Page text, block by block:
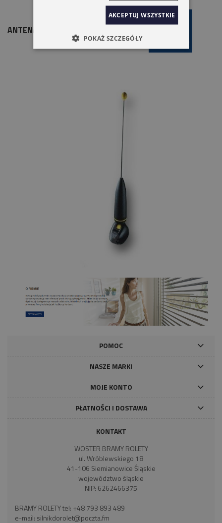
ANTENA ABFKIT DO LAMPY LUCY NICE
POMOC
NASZE MARKI
MOJE KONTO
PŁATNOŚCI I DOSTAWA
KONTAKT
WOSTER BRAMY ROLETY
ul. Wróblewskiego 18
41-106 Siemianowice Śląskie
województwo śląskie
NIP: 6262466375
BRAMY ROLETY tel: +48 793 893 489
e-mail: silnikdorolet@poczta.fm
AKCEPTUJ WSZYSTKIE
POKAŻ SZCZEGÓŁY